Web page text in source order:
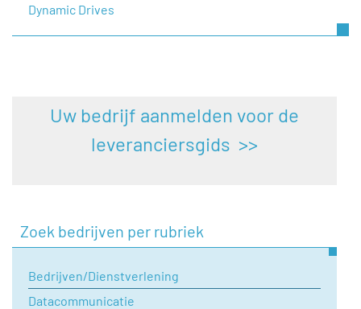
Dynamic Drives
Uw bedrijf aanmelden voor de
leveranciersgids >>
Zoek bedrijven per rubriek
Bedrijven/Dienstverlening
Datacommunicatie